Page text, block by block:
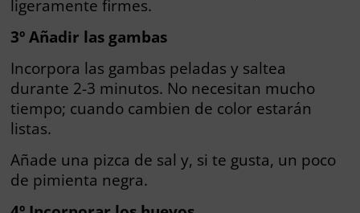
ligeramente firmes.
3º Añadir las gambas
Incorpora las gambas peladas y saltea
durante 2-3 minutos. No necesitan mucho
tiempo; cuando cambien de color estarán
listas.
Añade una pizca de sal y, si te gusta, un poco
de pimienta negra.